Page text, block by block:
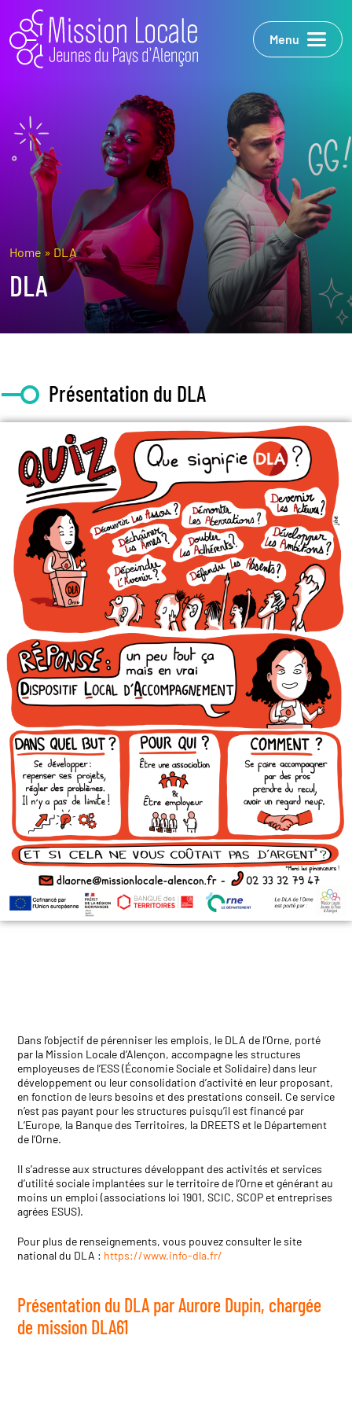
Menu
Home » DLA
DLA
Présentation du DLA
Dans l’objectif de pérenniser les emplois, le DLA de l’Orne, porté
par la Mission Locale d’Alençon, accompagne les structures
employeuses de l’ESS (Économie Sociale et Solidaire) dans leur
développement ou leur consolidation d’activité en leur proposant,
en fonction de leurs besoins et des prestations conseil. Ce service
n’est pas payant pour les structures puisqu’il est financé par
L’Europe, la Banque des Territoires, la DREETS et le Département
de l’Orne.
Il s’adresse aux structures développant des activités et services
d’utilité sociale implantées sur le territoire de l’Orne et générant au
moins un emploi (associations loi 1901, SCIC, SCOP et entreprises
agrées ESUS).
Pour plus de renseignements, vous pouvez consulter le site
national du DLA : https://www.info-dla.fr/
Présentation du DLA par Aurore Dupin, chargée
de mission DLA61